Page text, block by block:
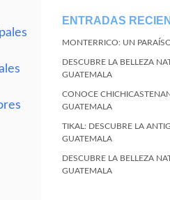
ENTRADAS
MONTERRICO: UN
DESCUBRE LA BELLEZA
GUATEMALA
CONOCE
GUATEMALA
TIKAL: DESCUBRE LA
GUATEMALA
DESCUBRE LA BELLEZA
GUATEMALA